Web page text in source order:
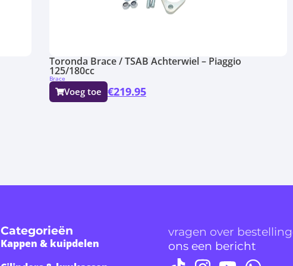
Toronda Brace / TSAB Achterwiel – Piaggio
125/180cc
Brace
Voeg toe €219.95
Categorieën
Kappen & kuipdelen
vragen over
ons een bericht